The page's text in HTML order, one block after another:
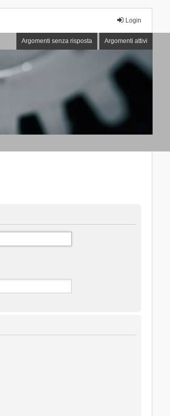
Login
Argomenti senza risposta Argomenti attivi